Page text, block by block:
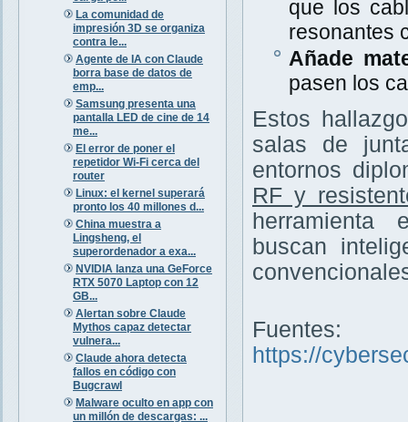
La comunidad de
impresión 3D se organiza
contra le...
Agente de IA con Claude
borra base de datos de
emp...
Samsung presenta una
pantalla LED de cine de 14
me...
El error de poner el
repetidor Wi-Fi cerca del
router
Linux: el kernel superará
pronto los 40 millones d...
China muestra a
Lingsheng, el
superordenador a exa...
NVIDIA lanza una GeForce
RTX 5070 Laptop con 12
GB...
Alertan sobre Claude
Mythos capaz detectar
vulnera...
Claude ahora detecta
fallos en código con
Bugcrawl
Malware oculto en app con
un millón de descargas: ...
que los
resonantes
Añade
pasen los
Estos
salas de
entornos
RF y
herramienta
buscan
Fuentes:
https://